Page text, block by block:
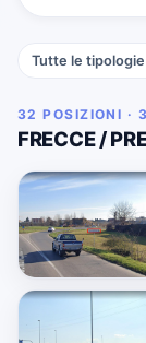
Tutte le
32 POSIZIONI ·
FRECCE /